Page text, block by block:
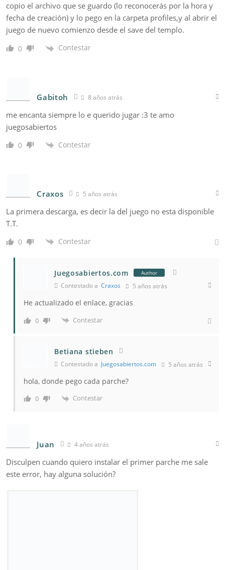
copio el archivo que se guardo (lo reconocerás por la hora y
fecha de creación) y lo pego en la carpeta profiles,y al abrir el
juego de nuevo comienzo desde el save del templo.
0 Contestar
Gabitoh 8 años atrás
me encanta siempre lo e querido jugar :3 te amo
juegosabiertos
0 Contestar
Craxos 5 años atrás
La primera descarga, es decir la del juego no esta disponible
T.T.
0 Contestar
Juegosabiertos.com Author
Contestado aCraxos 5 años atrás
He actualizado el enlace, gracias
0 Contestar
Betiana stieben
Contestado a Juegosabiertos.com 5 años atrás
hola, donde pego cada parche?
0 Contestar
Juan 4 años atrás
Disculpen cuando quiero instalar el primer parche me sale
este error, hay alguna solución?